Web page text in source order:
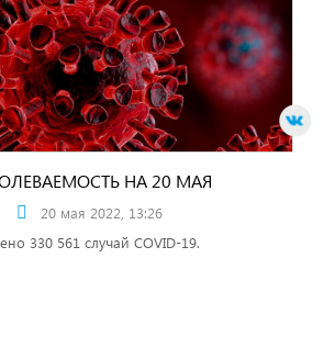
НА 20 МАЯ
20 мая 2022, 13:26
330 561 случай COVID-19.